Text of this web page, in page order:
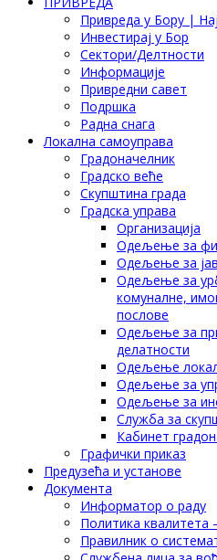
Привреда у Бору |
Инвестирај у Бор
Сектори/Делтности
Информације
Привредни савет
Подршка
Радна снага
Локална самоуправа
Градоначелник
Градско веће
Скупштина града
Градска управа
Организација
Одељење за
Одељење за
Одељење за
комуналне,
послове
Одељење за
делатности
Одељење
Одељење за
Одељење за
Служба за
Кабинет
Графички приказ
Предузећа и установе
Документа
Информатор о раду
Политика квалитета
Правилник о